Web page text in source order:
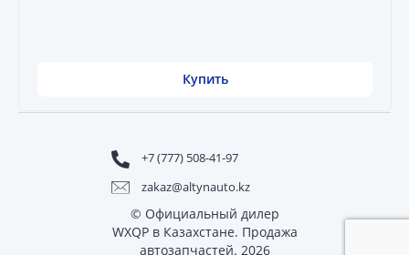
Купить
+7 (777) 508-41-97
zakaz@altynauto.kz
© Официальный дилер
WXQP в Казахстане. Продажа
автозапчастей. 2026